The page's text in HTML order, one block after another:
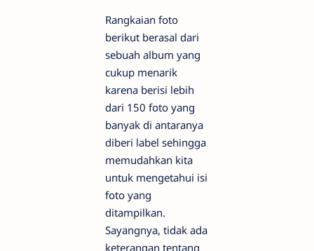
Rangkaian foto
berikut berasal dari
sebuah album yang
cukup menarik
karena berisi lebih
dari 150 foto yang
banyak di antaranya
diberi label sehingga
memudahkan kita
untuk mengetahui isi
foto yang
ditampilkan.
Sayangnya, tidak ada
keterangan tentang